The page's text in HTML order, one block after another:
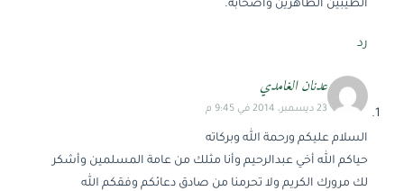
الطيبين الطاهرين وأصحابه.
رد
عدنان الغامدي
23 ديسمبر، 2014 في 9:45 م
السلام عليكم ورحمة الله وبركاته
حياكم الله أخي عبدالرحيم وأنا مثلك من عامة المسلمين وأشكر
لك مرورك الكريم ولا تحرمنا من صادق دعائكم وفقكم الله